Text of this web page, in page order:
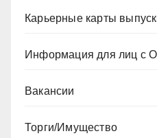
Карьерные карты
Информация для лиц с
Вакансии
Торги/Имущество